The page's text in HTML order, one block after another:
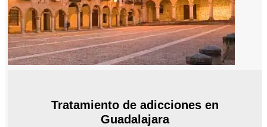
Tratamiento de adicciones en
Guadalajara